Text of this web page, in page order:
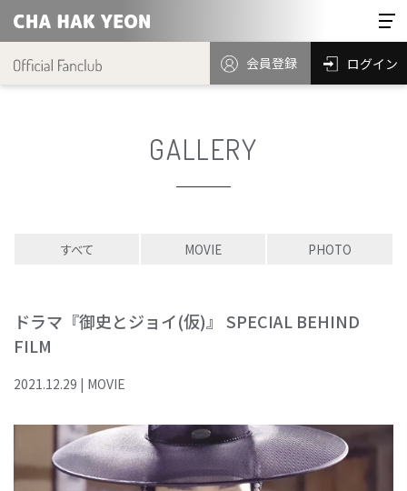
会員登録 ログイン
GALLERY
すべて MOVIE PHOTO
ドラマ『御史とジョイ(仮)』 SPECIAL BEHIND
FILM
2021.12.29 | MOVIE